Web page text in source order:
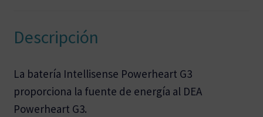
Descripción
La batería Intellisense Powerheart G3
proporciona la fuente de energía al DEA
Powerheart G3.